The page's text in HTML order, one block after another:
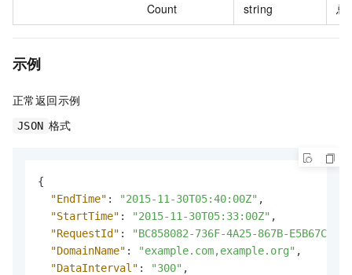
Count string 总
示例
正常返回示例
JSON 格式
{
"EndTime" : "2015-11-30T05:40:00Z" ,
"StartTime" : "2015-11-30T05:33:00Z" ,
"RequestId" :
"BC858082-736F-4A25-867B-
"DomainName" : "example.com,example.org" ,
"DataInterval" : "300" ,